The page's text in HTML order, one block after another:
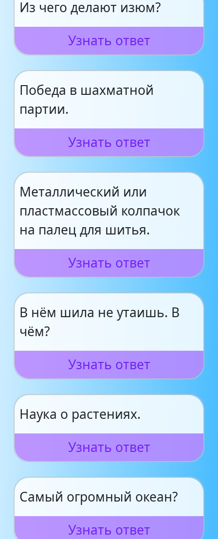
Из чего делают изюм?
Узнать ответ
Победа в шахматной
партии.
Узнать ответ
Металлический или
пластмассовый колпачок
на палец для шитья.
Узнать ответ
В нём шила не утаишь. В
чём?
Узнать ответ
Наука о растениях.
Узнать ответ
Самый огромный океан?
Узнать ответ